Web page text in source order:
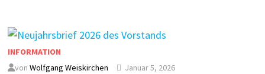
INFORMATION
von Wolfgang Weiskirchen Januar 5, 2026